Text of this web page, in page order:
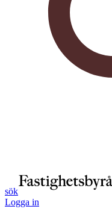
sök
Logga in